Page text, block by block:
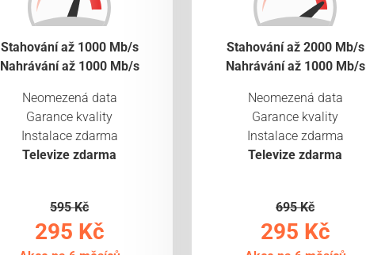
Stahování až 1000 Mb/s
Nahrávání až 1000 Mb/s
Neomezená data
Garance kvality
Instalace zdarma
Televize zdarma
595 Kč
295 Kč
Stahování až 2000 Mb/s
Nahrávání až 1000 Mb/s
Neomezená data
Garance kvality
Instalace zdarma
Televize zdarma
695 Kč
295 Kč